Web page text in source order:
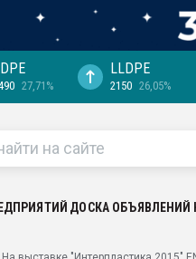
27,71%
LLDPE
2150 26,05%
ДОСКА ОБЪЯВЛЕНИЙ